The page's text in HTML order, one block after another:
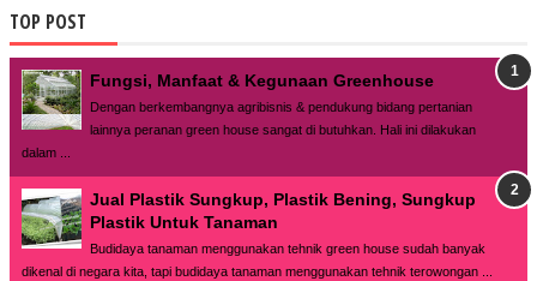
TOP POST
Fungsi, Manfaat & Kegunaan Greenhouse
Dengan berkembangnya agribisnis & pendukung bidang pertanian
lainnya peranan green house sangat di butuhkan. Hali ini dilakukan
dalam ...
Jual Plastik Sungkup, Plastik Bening, Sungkup
Plastik Untuk Tanaman
Budidaya tanaman menggunakan tehnik green house sudah banyak
dikenal di negara kita, tapi budidaya tanaman menggunakan tehnik terowongan ...